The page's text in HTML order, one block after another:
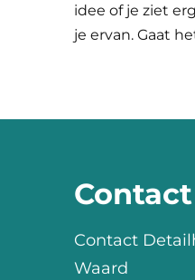
idee of je ziet
je ervan. Gaat
Contact
Contact
Waard